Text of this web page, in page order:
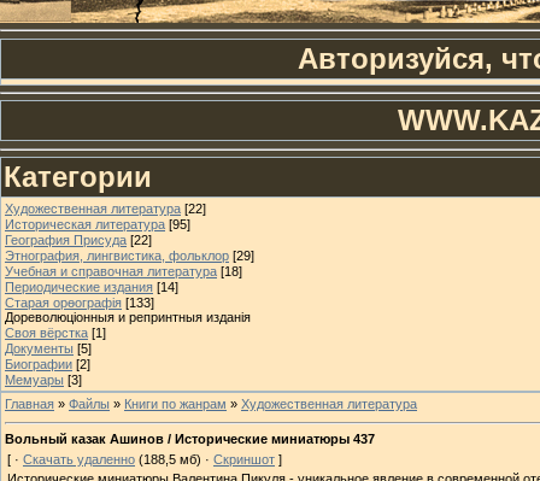
Авторизуйся,
Категории
Художественная литература [22]
Историческая литература [95]
География Присуда [22]
Этнография, лингвистика, фольклор [29]
Учебная и справочная литература [18]
Периодические издания [14]
Старая орѳографія [133]
​Дореволюціонныя​ и ​репринтныя​ изданія
Своя вёрстка [1]
Документы [5]
Биографии [2]
Мемуары [3]
Главная » Файлы » Книги по жанрам » Художественная литература
Вольный казак Ашинов / Исторические миниатюры 437
[ · Скачать удаленно (188,5 мб) · Скриншот ]